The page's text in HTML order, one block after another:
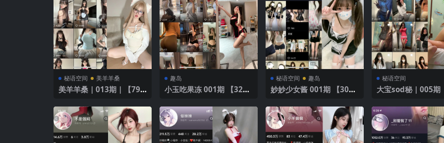
秘语空间 美羊羊桑
美羊羊桑｜013期｜【79
趣岛
小玉吃果冻 001期 【32
秘语空间 趣岛
妙妙少女酱 001期 【30
秘语空间
大宝sod秘｜005期